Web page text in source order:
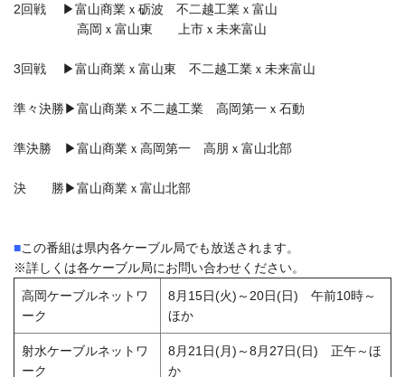
2回戦 ▶富山商業ｘ砺波 不二越工業ｘ富山
高岡ｘ富山東 上市ｘ未来富山
3回戦 ▶富山商業ｘ富山東 不二越工業ｘ未来富山
準々決勝▶富山商業ｘ不二越工業 高岡第一ｘ石動
準決勝 ▶富山商業ｘ高岡第一 高朋ｘ富山北部
決 勝▶富山商業ｘ富山北部
■この番組は県内各ケーブル局でも放送されます。
※詳しくは各ケーブル局にお問い合わせください。
高岡ケーブルネットワ
ーク
8月15日(火)～20日(日) 午前10時～
ほか
射水ケーブルネットワ
ーク
8月21日(月)～8月27日(日) 正午～ほ
か